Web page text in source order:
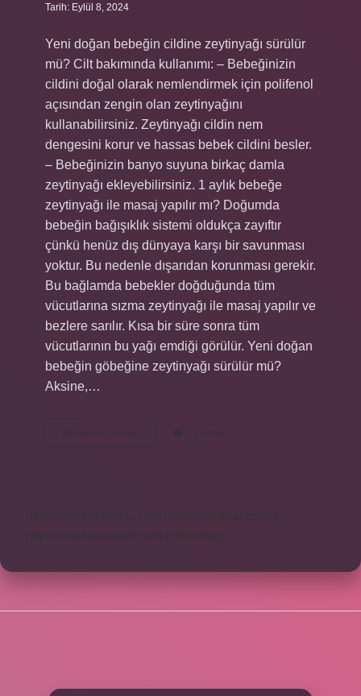
Tarih: Eylül 8, 2024
Yeni doğan bebeğin cildine zeytinyağı sürülür
mü? Cilt bakımında kullanımı: – Bebeğinizin
cildini doğal olarak nemlendirmek için polifenol
açısından zengin olan zeytinyağını
kullanabilirsiniz. Zeytinyağı cildin nem
dengesini korur ve hassas bebek cildini besler.
– Bebeğinizin banyo suyuna birkaç damla
zeytinyağı ekleyebilirsiniz. 1 aylık bebeğe
zeytinyağı ile masaj yapılır mı? Doğumda
bebeğin bağışıklık sistemi oldukça zayıftır
çünkü henüz dış dünyaya karşı bir savunması
yoktur. Bu nedenle dışarıdan korunması gerekir.
Bu bağlamda bebekler doğduğunda tüm
vücutlarına sızma zeytinyağı ile masaj yapılır ve
bezlere sarılır. Kısa bir süre sonra tüm
vücutlarının bu yağı emdiği görülür. Yeni doğan
bebeğin göbeğine zeytinyağı sürülür mü?
Aksine,…
Devamını okuyun
Aylık
12 Yorum
https://motorkulubu.com
https://mcifuar.com.tr
https://saytasinsaat.com.tr
Sitemap